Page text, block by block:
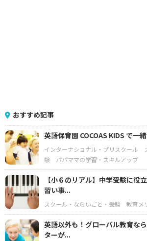
おすすめ記事
英語保育園 COCOAS KIDS で一
インターナショナル・プリスクール
験
パパママの学習・スキルアップ
【小６のリアル】中学受験に役
習い事...
スクール・ならいごと・受験 教育メ
英語以外も！グローバル教育な
ターが...